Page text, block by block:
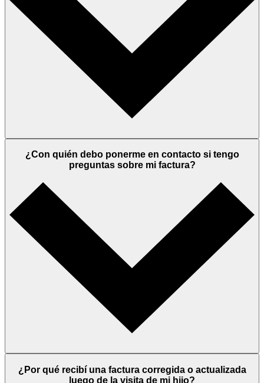
¿Con quién debo ponerme en contacto si tengo
preguntas sobre mi factura?
¿Por qué recibí una factura corregida o actualizada
luego de la visita de mi hijo?